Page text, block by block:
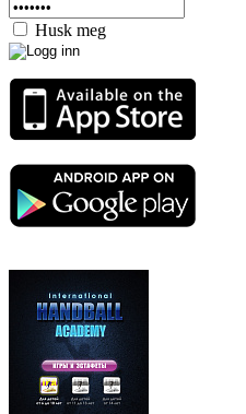
Husk meg